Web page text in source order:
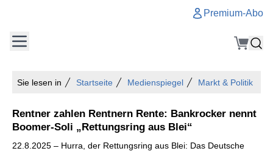
Premium-Abo
Sie lesen in Startseite Medienspiegel Markt & Politik
Rentner zahlen Rentnern Rente: Bankrocker nennt
Boomer-Soli „Rettungsring aus Blei“
22.8.2025 – Hurra, der Rettungsring aus Blei: Das Deutsche